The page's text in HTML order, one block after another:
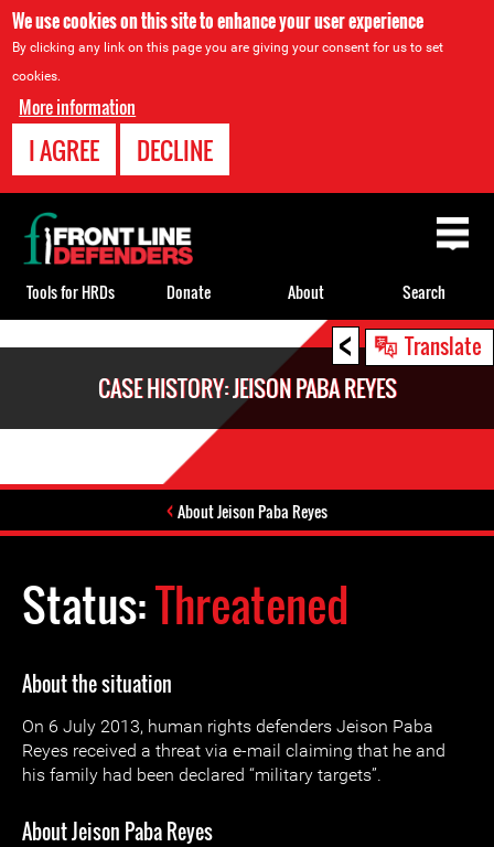
We use cookies on this site to enhance your user experience
By clicking any link on this page you are giving your consent for us to set
cookies.
More information
I AGREE DECLINE
< Translate
CASE HISTORY: JEISON PABA REYES
About Jeison Paba Reyes
Status:Threatened
About the situation
On 6 July 2013, human rights defenders Jeison Paba
Reyes received a threat via e-mail claiming that he and
his family had been declared “military targets”.
About Jeison Paba Reyes
Back
to
top
Tools for HRDs Donate About Search